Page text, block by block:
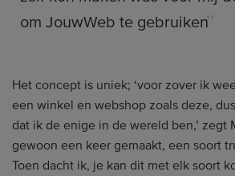
om JouwWeb te gebruiken
Het concept is uniek; ‘voor zover ik
een winkel en webshop zoals deze,
dat ik de enige in de wereld ben,’ zegt
gewoon een keer gemaakt, een soort
Toen dacht ik, je kan dit met elk soort